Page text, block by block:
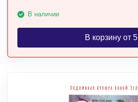
В наличии
В корзину от 5